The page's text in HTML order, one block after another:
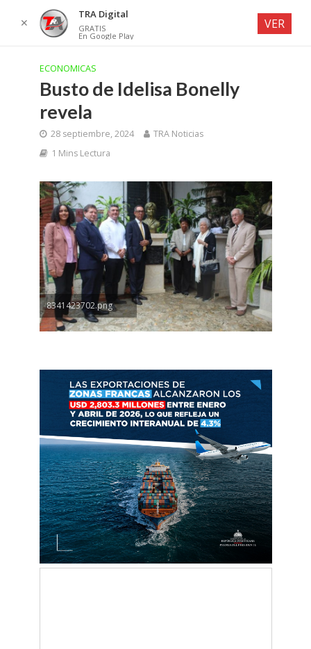
ECONOMICAS
Busto de Idelisa Bonelly
revela
28 septiembre, 2024
TRA Noticias
1 Mins Lectura
8341423702.png
✕
TRA Digital
GRATIS
En Google Play
VER